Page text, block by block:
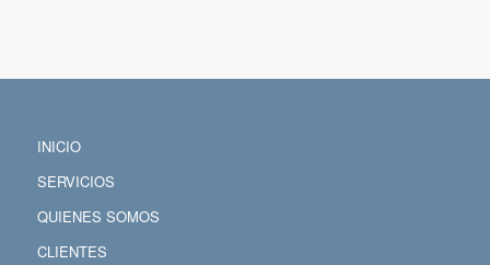
INICIO
SERVICIOS
QUIENES SOMOS
CLIENTES